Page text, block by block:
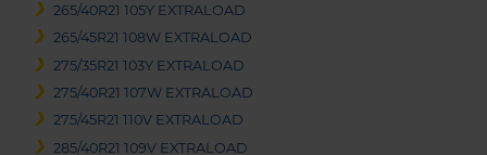
265/40R21 105Y EXTRALOAD
265/45R21 108W EXTRALOAD
275/35R21 103Y EXTRALOAD
275/40R21 107W EXTRALOAD
275/45R21 110V EXTRALOAD
285/40R21 109V EXTRALOAD